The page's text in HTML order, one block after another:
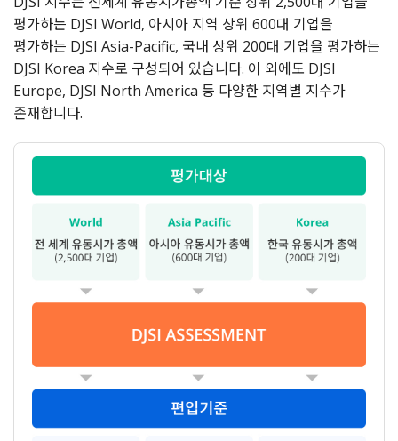
평가하는 DJSI World, 아시아 지역 상위 600대 기업을
평가하는 DJSI Asia-Pacific, 국내 상위 200대 기업을 평가하는
DJSI Korea 지수로 구성되어 있습니다. 이 외에도 DJSI
Europe, DJSI North America 등 다양한 지역별 지수가
존재합니다.